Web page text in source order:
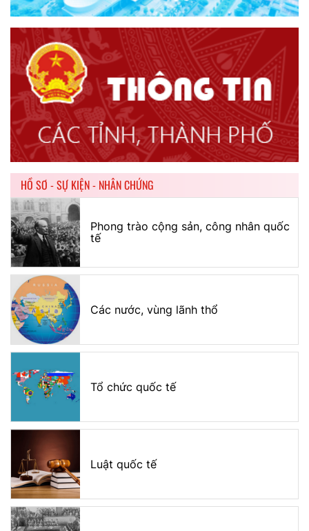
HỒ SƠ - SỰ KIỆN - NHÂN CHỨNG
Phong trào cộng sản, công nhân quốc
tế
Các nước, vùng lãnh thổ
Tổ chức quốc tế
Luật quốc tế